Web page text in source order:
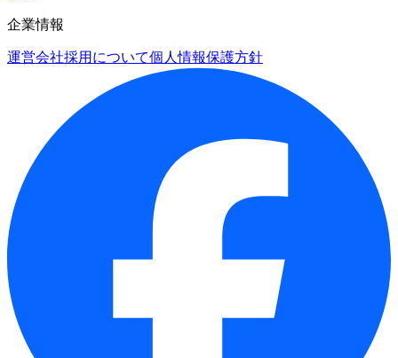
企業情報
運営会社採用について個人情報保護方針